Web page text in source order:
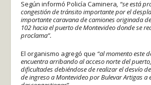
Según informó Policía Caminera, “se está
congestión de tránsito importante por el
importante caravana de camiones originada
102 hacia el puerto de Montevideo donde se
proclama”.
El organismo agregó que “al momento este
encuentra arribando al acceso norte del
dificultades debiéndose de realizar el desvío
de ingreso a Montevideo por Bulevar Artigas a